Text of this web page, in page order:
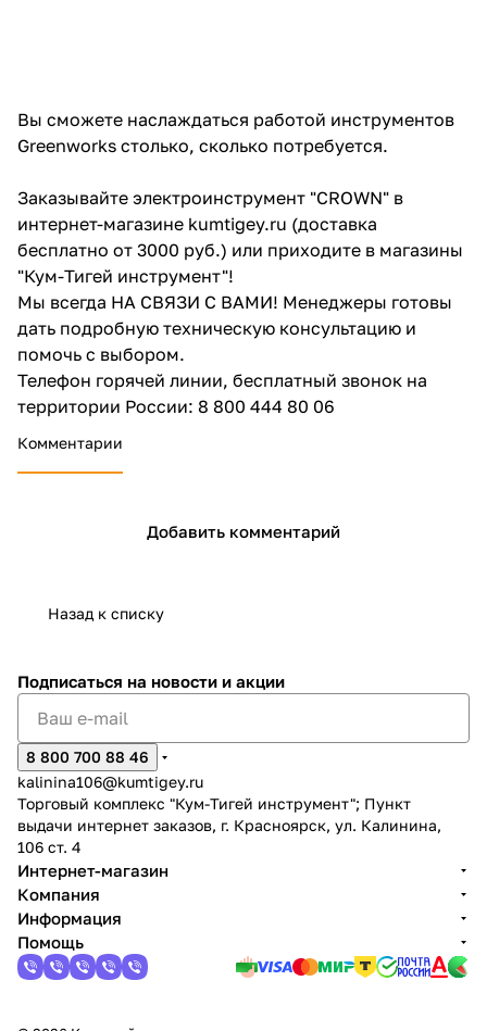
Вы сможете наслаждаться работой инструментов
Greenworks столько, сколько потребуется.
Заказывайте электроинструмент "CROWN" в
интернет-магазине kumtigey.ru (доставка
бесплатно от 3000 руб.) или приходите в магазины
"Кум-Тигей инструмент"!
Мы всегда НА СВЯЗИ С ВАМИ! Менеджеры готовы
дать подробную техническую консультацию и
помочь с выбором.
Телефон горячей линии, бесплатный звонок на
территории России: 8 800 444 80 06
Комментарии
Добавить комментарий
Назад к списку
Подписаться на новости и акции
8 800 700 88 46
kalinina106@kumtigey.ru
Торговый комплекс "Кум-Тигей инструмент"; Пункт
выдачи интернет заказов, г. Красноярск, ул. Калинина,
106 ст. 4
Интернет-магазин
Компания
Информация
Помощь